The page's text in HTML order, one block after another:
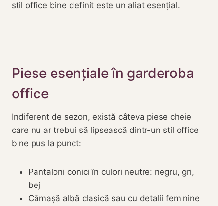
stil office bine definit este un aliat esențial.
Piese esențiale în garderoba
office
Indiferent de sezon, există câteva piese cheie
care nu ar trebui să lipsească dintr-un stil office
bine pus la punct:
Pantaloni conici în culori neutre: negru, gri,
bej
Cămașă albă clasică sau cu detalii feminine